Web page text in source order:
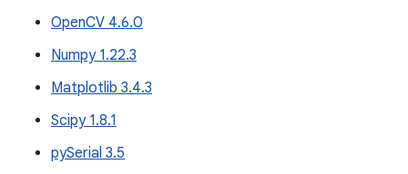
OpenCV 4.6.0
Numpy 1.22.3
Matplotlib 3.4.3
Scipy 1.8.1
pySerial 3.5